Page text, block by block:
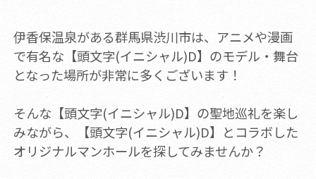
伊香保温泉がある群馬県渋川市は、アニメや漫画
で有名な【頭文字(イニシャル)D】のモデル・舞台
となった場所が非常に多くございます！
そんな【頭文字(イニシャル)D】の聖地巡礼を楽し
みながら、【頭文字(イニシャル)D】とコラボした
オリジナルマンホールを探してみませんか？